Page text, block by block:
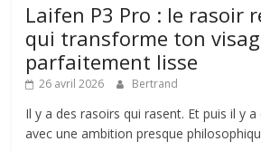
Laifen P3 Pro : le rasoir
qui transforme ton
parfaitement lisse
26 avril 2026 Bertrand
Il y a des rasoirs qui rasent. Et puis il y
avec une ambition presque